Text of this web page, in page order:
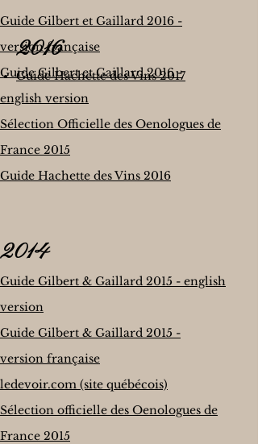
2016
Guide Hachette des Vins 2017
Guide Gilbert et Gaillard 2016 -
version française
Guide Gilbert et Gaillard 2016 -
english version
Sélection Officielle des Oenologues de
France 2015
Guide Hachette des Vins 2016
2014
Guide Gilbert & Gaillard 2015 - english
version
Guide Gilbert & Gaillard 2015 -
version française
ledevoir.com (site québécois)
Sélection officielle des Oenologues de
France 2015